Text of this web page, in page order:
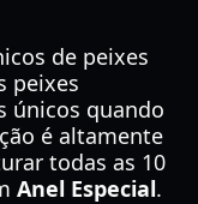
de peixes
peixes
únicos quando
é altamente
todas as 10
Anel Especial.